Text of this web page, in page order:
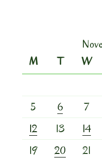
M
T W
5
6 7
12
13 14
19
20 21